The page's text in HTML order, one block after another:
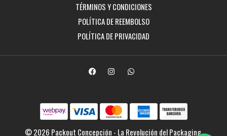
TÉRMINOS Y CONDICIONES
POLÍTICA DE REEMBOLSO
POLÍTICA DE PRIVACIDAD
© 2026 Packout Concepción - La Revolución del Packaging.